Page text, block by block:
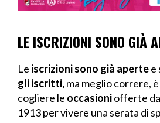
LE ISCRIZIONI SONO GIÀ
Le iscrizioni sono già apertee
gli iscritti,ma meglio correre,
cogliere le occasioniofferte
1913 per vivere una serata di